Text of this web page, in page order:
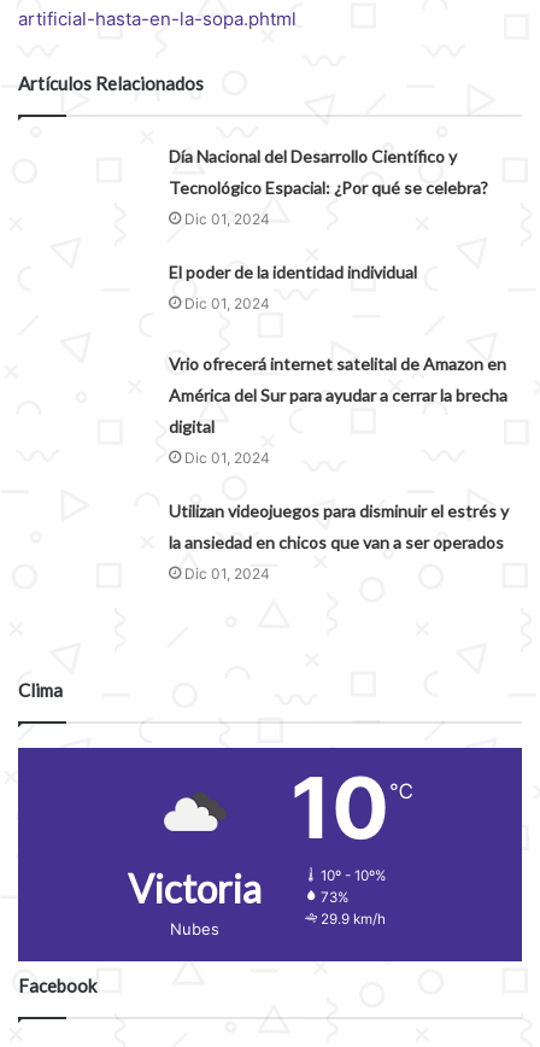
artificial-hasta-en-la-sopa.phtml
Artículos Relacionados
Día Nacional del Desarrollo Científico y
Tecnológico Espacial: ¿Por qué se celebra?
Dic 01, 2024
El poder de la identidad individual
Dic 01, 2024
Vrio ofrecerá internet satelital de Amazon en
América del Sur para ayudar a cerrar la brecha
digital
Dic 01, 2024
Utilizan videojuegos para disminuir el estrés y
la ansiedad en chicos que van a ser operados
Dic 01, 2024
Clima
Victoria
Nubes
10 ℃
10º - 10º%
73%
29.9 km/h
Facebook